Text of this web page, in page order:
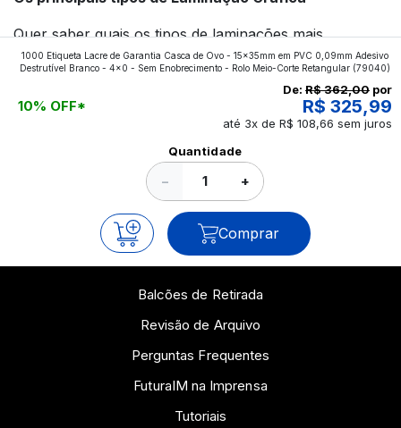
Quer saber quais os tipos de laminações mais
aplicados nos impressos da gráfica FuturaIM? Então,
continue a leitura que vamos revelar para você!
1000 Etiqueta Lacre de Garantia Casca de Ovo - 15x35mm em PVC 0,09mm Adesivo
Destrutível Branco - 4x0 - Sem Enobrecimento - Rolo Meio-Corte Retangular (79040)
10% OFF*
De: R$ 362,00 por
R$ 325,99
até 3x de R$ 108,66 sem juros
Quantidade
− +
Comprar
Balcões de Retirada
Revisão de Arquivo
Perguntas Frequentes
FuturaIM na Imprensa
Tutoriais